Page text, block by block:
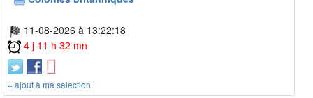
11-08-2026 à 13:22:18
4 j 11 h 32 mn
+ ajout à ma sélection